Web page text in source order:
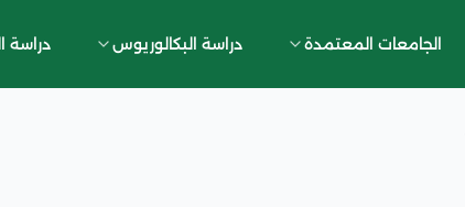
الجامعات المعتمدة دراسة البكالوريوس دراسة